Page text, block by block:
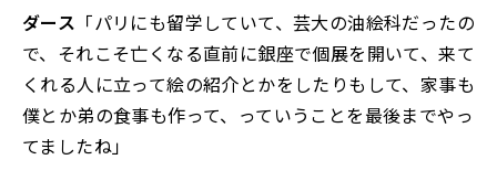
ダース 「パリにも留学していて、芸大の油絵科だったの
で、それこそ亡くなる直前に銀座で個展を開いて、来て
くれる人に立って絵の紹介とかをしたりもして、家事も
僕とか弟の食事も作って、っていうことを最後までやっ
てましたね」